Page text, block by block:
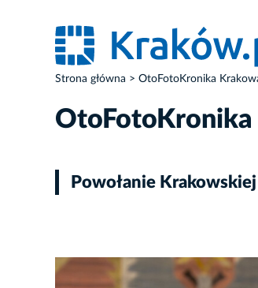
Strona główna OtoFotoKronika
Powołanie